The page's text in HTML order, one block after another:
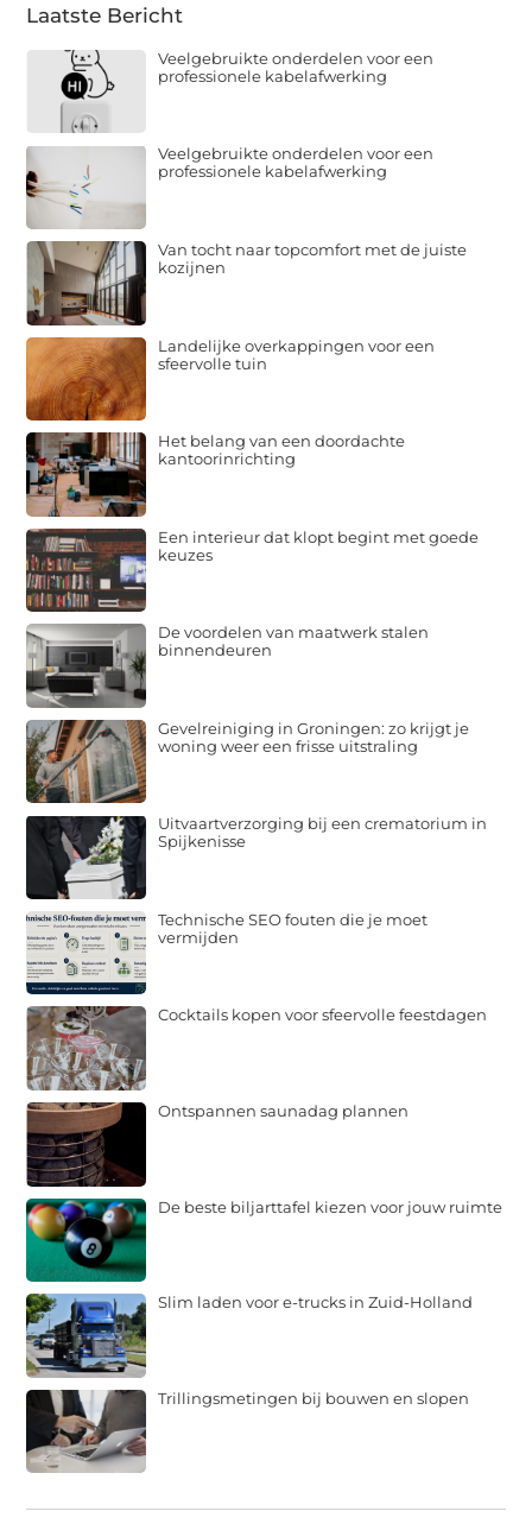
Laatste Bericht
Veelgebruikte onderdelen voor een
professionele kabelafwerking
Veelgebruikte onderdelen voor een
professionele kabelafwerking
Van tocht naar topcomfort met de juiste
kozijnen
Landelijke overkappingen voor een
sfeervolle tuin
Het belang van een doordachte
kantoorinrichting
Een interieur dat klopt begint met goede
keuzes
De voordelen van maatwerk stalen
binnendeuren
Gevelreiniging in Groningen: zo krijgt je
woning weer een frisse uitstraling
Uitvaartverzorging bij een crematorium in
Spijkenisse
Technische SEO fouten die je moet
vermijden
Cocktails kopen voor sfeervolle feestdagen
Ontspannen saunadag plannen
De beste biljarttafel kiezen voor jouw ruimte
Slim laden voor e-trucks in Zuid-Holland
Trillingsmetingen bij bouwen en slopen